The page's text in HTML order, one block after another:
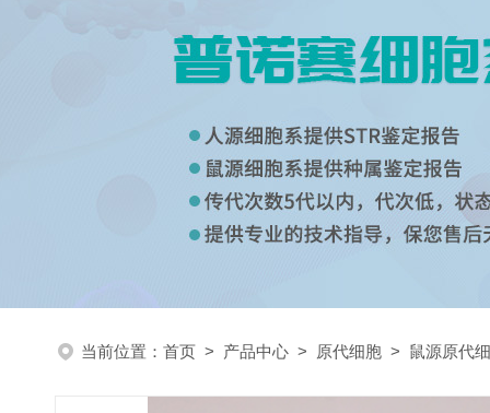
当前位置： 首页 > 产品中心 > 原代细胞 > 鼠源原代